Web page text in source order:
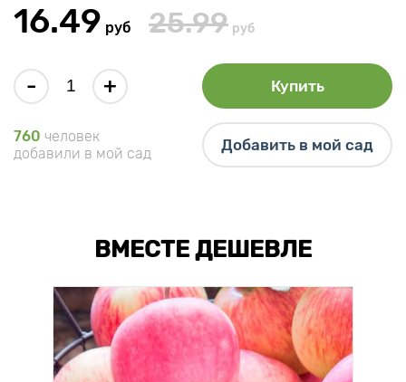
16.49 руб 25.99 руб
- + Купить
760 человек
добавили в мой сад
Добавить в мой сад
ВМЕСТЕ ДЕШЕВЛЕ